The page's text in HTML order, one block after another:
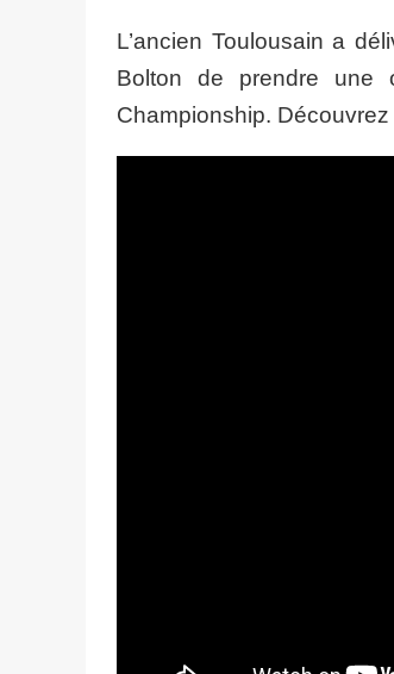
L’ancien Toulousain a
Bolton de prendre une
Championship.